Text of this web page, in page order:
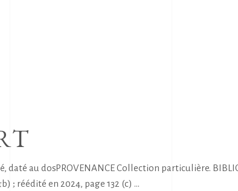
daté au dosPROVENANCE Collection particulière.
; réédité en 2024, page 132 (c)